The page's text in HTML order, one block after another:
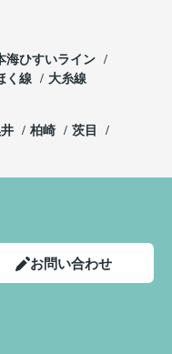
海ひすいライン
く線 大糸線
柏崎
茨目
お問い合わせ